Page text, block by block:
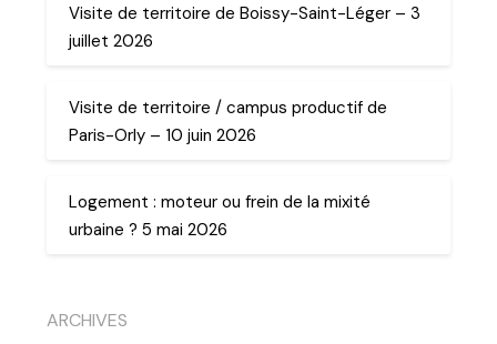
Visite de territoire de Boissy-Saint-Léger – 3
juillet 2026
Visite de territoire / campus productif de
Paris-Orly – 10 juin 2026
Logement : moteur ou frein de la mixité
urbaine ? 5 mai 2026
ARCHIVES